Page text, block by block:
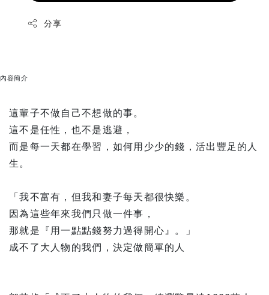
分享
內容簡介
這輩子不做自己不想做的事。
這不是任性，也不是逃避，
而是每一天都在學習，如何用少少的錢，活出豐足的人
生。
「我不富有，但我和妻子每天都很快樂。
因為這些年來我們只做一件事，
那就是『用一點點錢努力過得開心』。」
成不了大人物的我們，決定做簡單的人